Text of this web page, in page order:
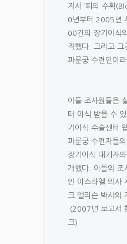
저서 ‘피의 수확
0년부터 2005년
00건의 장기이식
적했다. 그리고 그
파룬궁 수련인이
이들 조사원들은
터 이식 받을 수
기이식 수술센터
파룬궁 수련자들
장기이식 대기자
개했다. 이들의 조
인 이스라엘 의사
크 앨리슨 박사의
(2007년 보고서
크)